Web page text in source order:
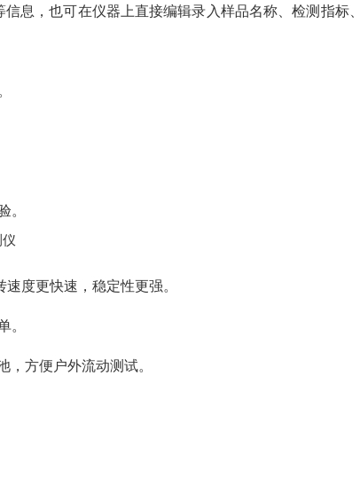
息，也可在仪器上直接编辑录入样品名称、检测指标
。
度更快速，稳定性更强。
。
方便户外流动测试。